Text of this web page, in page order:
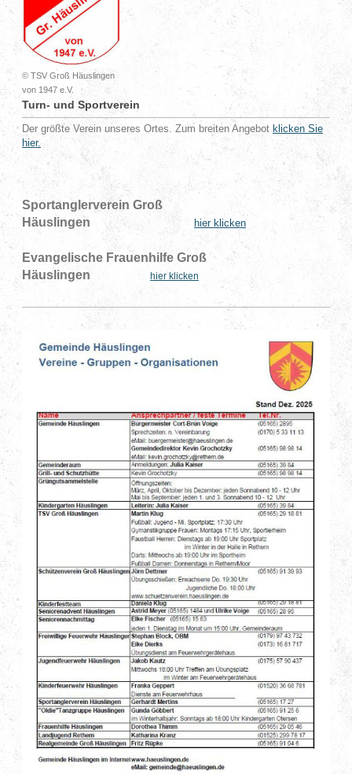
© TSV Groß Häuslingen
von 1947 e.V.
Turn- und Sportverein
Der größte Verein unseres Ortes. Zum breiten Angebot klicken Sie
hier.
Sportanglerverein Groß
Häuslingen
hier klicken
Evangelische Frauenhilfe Groß
Häuslingen
hier klicken